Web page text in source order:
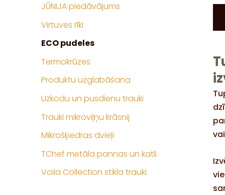
JŪNIJA piedāvājums
Virtuves rīki
ECO pudeles
Termokrūzes
Produktu uzglabāšana
Uzkodu un pusdienu trauki
Trauki mikroviļņu krāsnij
Mikrošķiedras dvieļi
TChef metāla pannas un katli
Voila Collection stikla trauki